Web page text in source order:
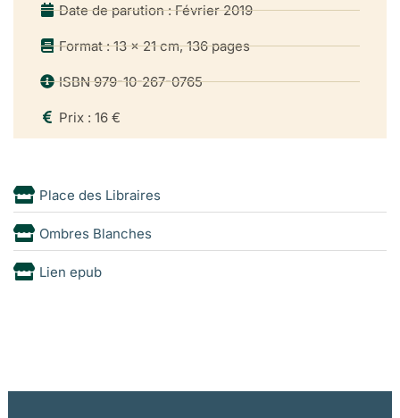
Date de parution : Février 2019
Format : 13 x 21 cm, 136 pages
ISBN 979-10-267-0765
Prix : 16 €
Place des Libraires
Ombres Blanches
Lien epub